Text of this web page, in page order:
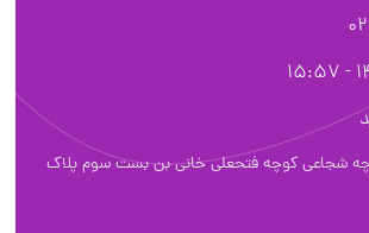
شجاعی کوچه فتحعلی خانی بن بست سوم پلاک